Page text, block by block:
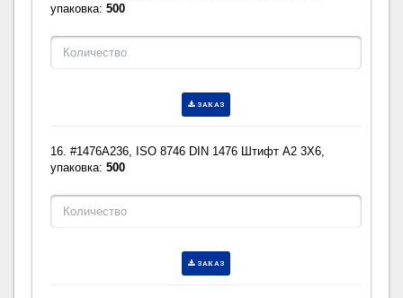
упаковка:500
ЗАКАЗ
16. #1476A236, ISO 8746 DIN 1476 Штифт A2 3X6,
упаковка:500
ЗАКАЗ